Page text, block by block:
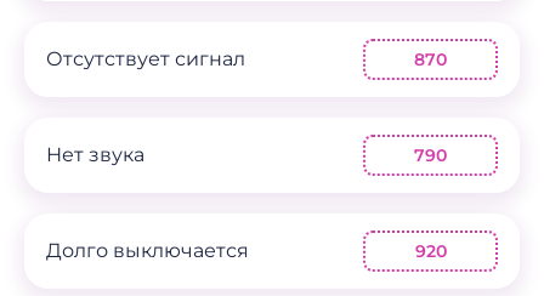
Отсутствует сигнал 870
Нет звука 790
Долго выключается 920